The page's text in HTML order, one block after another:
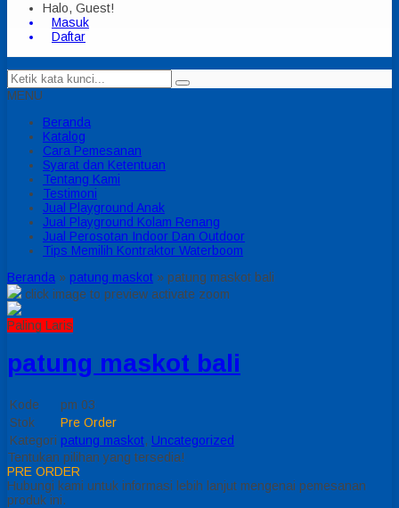
Halo, Guest!
Masuk
Daftar
MENU
Beranda
Katalog
Cara Pemesanan
Syarat dan Ketentuan
Tentang Kami
Testimoni
Jual Playground Anak
Jual Playground Kolam Renang
Jual Perosotan Indoor Dan Outdoor
Tips Memilih Kontraktor Waterboom
Beranda » patung maskot » patung maskot bali
click image to preview activate zoom
Paling Laris
patung maskot bali
Kode
pm 03
Stok
Pre Order
Kategori patung maskot, Uncategorized
Tentukan pilihan yang tersedia!
PRE ORDER
Hubungi kami untuk informasi lebih lanjut mengenai pemesanan
produk ini.